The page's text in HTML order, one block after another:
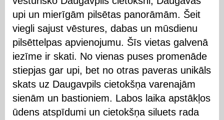
upi un mierīgām pilsētas panorāmām. Šeit
viegli sajust vēstures, dabas un mūsdienu
pilsēttelpas apvienojumu. Šīs vietas galvenā
iezīme ir skati. No vienas puses promenāde
stiepjas gar upi, bet no otras paveras unikāls
skats uz Daugavpils cietokšņa varenajām
sienām un bastioniem. Labos laika apstākļos
ūdens atspīdumi un cietokšņa siluets rada